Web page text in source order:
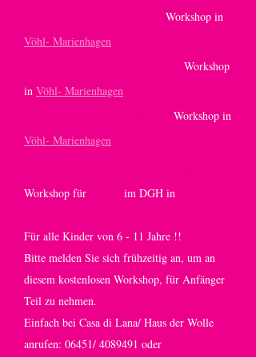
Workshop in
Vöhl- Marienhagen
Workshop
in Vöhl- Marienhagen
Workshop in
Vöhl- Marienhagen
Workshop für
im DGH in
Für alle Kinder von 6 - 11 Jahre !!
Bitte melden Sie sich frühzeitig an, um an
diesem kostenlosen Workshop, für Anfänger
Teil zu nehmen.
Einfach bei Casa di Lana/ Haus der Wolle
anrufen: 06451/ 4089491 oder